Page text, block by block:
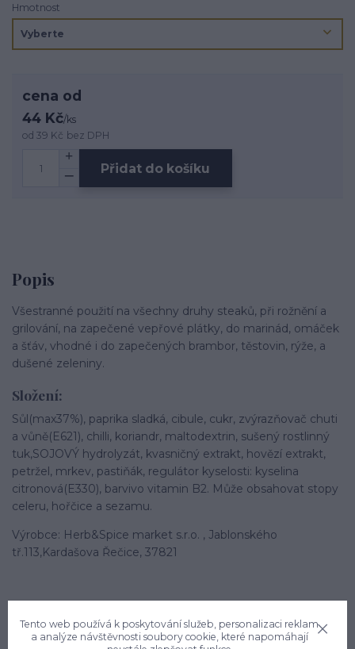
Hmotnost
cena od
44 Kč/ks
od39 Kč bez DPH
Přidat do košíku
Popis
Všestranné použití na všechny druhy steaků, při rožnění a
grilování, na zapečené vepřové plátky, do marinád, omáček
a šťáv, vhodné i do zapečených brambor, těstovin, rýže, a
dušené zeleniny.
Složení:
Sůl(max37%), paprika sladká, cibule, cukr, zvýrazňovač chuti
a vůně(E621), chilli, koriandr, maltodextrin, sušený rostlinný
tuk,SOJOVÝ hydrolyzát, kvasničný extrakt, hovězí extrakt,
petržel, mrkev, pastiňák, regulátor kyselosti: kyselina
citronová(E330), barvivo vitamin B2. Může obsahovat stopy
celeru, hořčice a sezamu.
Výrobce: Herb&Spice market s.r.o. , Jablonského
tř.113,Kardašova Řečice, 37821
Tento web používá k poskytování služeb, personalizaci reklam
a analýze návštěvnosti soubory cookie, které napomáhají